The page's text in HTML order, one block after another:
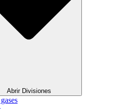
Abrir Divisiones